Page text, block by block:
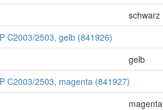
schwarz
C2003/2503, gelb (841926)
gelb
C2003/2503, magenta (841927)
magenta